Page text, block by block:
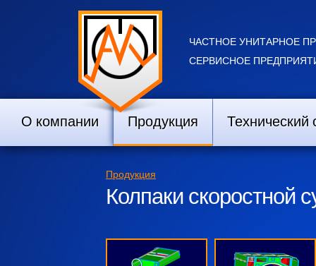
ЧАСТНОЕ УНИТАРНОЕ
СЕРВИСНОЕ
О компании Продукция Технический
Продукция
Колпаки скоростной